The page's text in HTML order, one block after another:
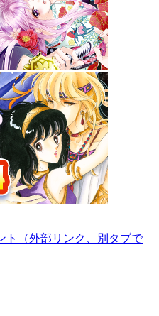
ト
（外部リンク、別タブで